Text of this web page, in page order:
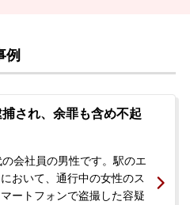
例
され、余罪も含め不起
会社員の男性です。駅のエ
おいて、通行中の女性のス
ートフォンで盗撮した容疑